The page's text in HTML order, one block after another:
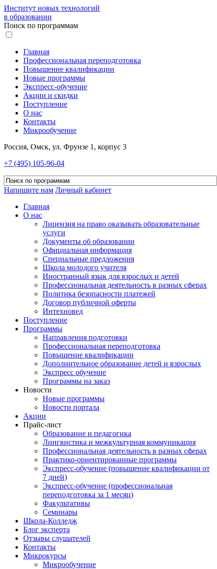
Институт новых технологий
в образовании
Поиск по программам
Главная
Профессиональная переподготовка
Повышение квалификации
Новые программы
Экспресс-обучение
Акции и скидки
Поступление
О нас
Контакты
Микрообучение
Россия, Омск, ул. Фрунзе 1, корпус 3
+7 (495) 105-96-04
Напишите нам Личный кабинет
Главная
О нас
Лицензия на право оказывать образовательные
услуги
Документы об образовании
Официальная информация
Специальные предложения
Школа молодого учителя
Иностранный язык для взрослых и детей
Профессиональная деятельность в разных сферах
Политика безопасности платежей
Договор публичной оферты
Интехновед
Поступление
Программы
Направления подготовки
Профессиональная переподготовка
Повышение квалификации
Дополнительное образование детей и взрослых
Экспресс обучение
Программы на заказ
Новости
Новые программы
Новости портала
Акции
Прайс-лист
Образование и педагогика
Лингвистика и межкультурная коммуникация
Профессиональная деятельность в разных сферах
Практико-ориентированные программы
Экспресс-обучение (повышение квалификации от
7 дней)
Экспресс-обучение (профессиональная
переподготовка за 1 месяц)
Факультативы
Семинары
Школа-Колледж
Блог эксперта
Отзывы слушателей
Контакты
Микрокурсы
Микрообучение